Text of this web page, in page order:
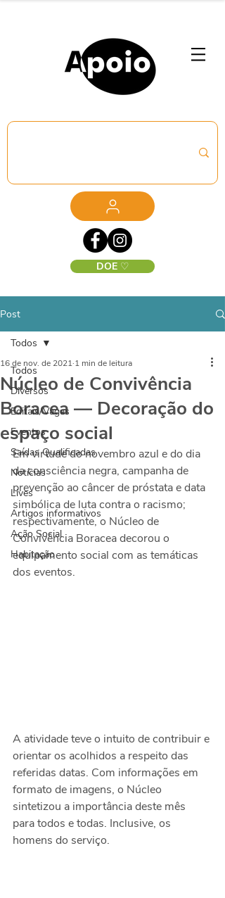
DOE ♡
Post
Todos
Diversos
Editais/Vagas
Eventos
Saídas Qualificadas
Notícias
Lives
Artigos informativos
Ação Social
Habitação
Todos
Núcleo de Convivência
Boracea — Decoração do
espaço social
16 de nov. de 2021 1 min de leitura
Em virtude do novembro azul e do dia
da consciência negra, campanha de
prevenção ao câncer de próstata e data
simbólica de luta contra o racismo;
respectivamente, o Núcleo de
Convivência Boracea decorou o
equipamento social com as temáticas
dos eventos.
A atividade teve o intuito de contribuir e
orientar os acolhidos a respeito das
referidas datas. Com informações em
formato de imagens, o Núcleo
sintetizou a importância deste mês
para todos e todas. Inclusive, os
homens do serviço.